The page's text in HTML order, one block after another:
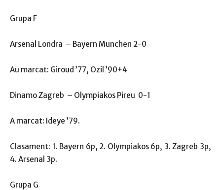
Grupa F
Arsenal Londra – Bayern Munchen 2-0
Au marcat: Giroud ’77, Ozil ’90+4
Dinamo Zagreb – Olympiakos Pireu 0-1
A marcat: Ideye ’79.
Clasament: 1. Bayern 6p, 2. Olympiakos 6p, 3. Zagreb 3p,
4. Arsenal 3p.
Grupa G